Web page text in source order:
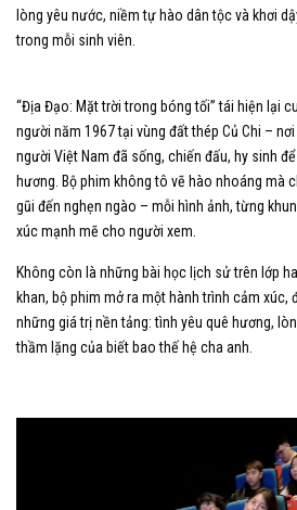
lòng yêu nước, niềm tự hào dân tộc và khơi
trong mỗi sinh viên.
“Địa Đạo: Mặt trời trong bóng tối” tái hiện lại
người năm 1967 tại vùng đất thép Củ Chi –
người Việt Nam đã sống, chiến đấu, hy sinh
hương. Bộ phim không tô vẽ hào nhoáng mà
gũi đến nghẹn ngào – mỗi hình ảnh, từng
xúc mạnh mẽ cho người xem.
Không còn là những bài học lịch sử trên lớp
khan, bộ phim mở ra một hành trình cảm xúc,
những giá trị nền tảng: tình yêu quê hương,
thầm lặng của biết bao thế hệ cha anh.